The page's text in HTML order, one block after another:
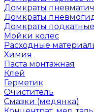
Домкраты
Домкраты
Домкраты подкатные
Мойки колес
Расходные
Химия
Паста монтажная
Клей
Герметик
Очиститель
Смазки (медянка)